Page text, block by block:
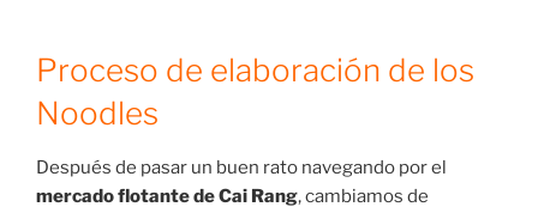
Proceso de elaboración de los
Noodles
Después de pasar un buen rato navegando por el
mercado flotante de Cai Rang, cambiamos de